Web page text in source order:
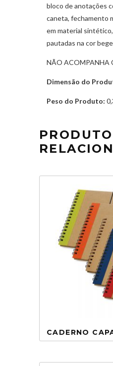
bloco de anotações
caneta, fechamento
em material
pautadas na cor
NÃO ACOMPANHA
Dimensão do
Peso do Produto:
CADERNO